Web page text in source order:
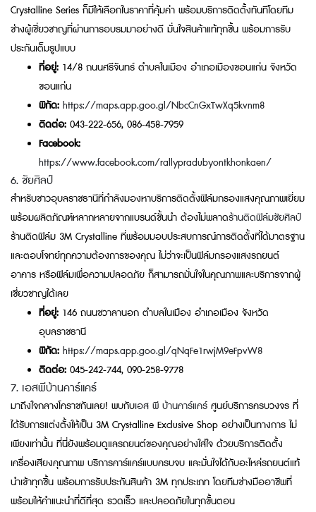
Crystalline Series ก็มีให้เลือกในราคาที่คุ้มค่า พร้อมบริการติดตั้งทันทีโดยทีม
ช่างผู้เชี่ยวชาญที่ผ่านการอบรมมาอย่างดี มั่นใจสินค้าแท้ทุกชิ้น พร้อมการรับ
ประกันเต็มรูปแบบ
ที่อยู่: 14/8 ถนนศรีจันทร์ ตำบลในเมือง อำเภอเมืองขอนแก่น จังหวัด
ขอนแก่น
พิกัด: https://maps.app.goo.gl/NbcCnGxTwXq5kvnm8
ติดต่อ: 043-222-656, 086-458-7959
Facebook:
https://www.facebook.com/rallypradubyontkhonkaen/
6. ชัยศิลป์
สำหรับชาวอุบลราชธานีที่กำลังมองหาบริการติดตั้งฟิล์มกรองแสงคุณภาพเยี่ยม
พร้อมผลิตภัณฑ์หลากหลายจากแบรนด์ชั้นนำ ต้องไม่พลาดร้านติดฟิล์มชัยศิลป์
ร้านติดฟิล์ม 3M Crystalline ที่พร้อมมอบประสบการณ์การติดตั้งที่ได้มาตรฐาน
และตอบโจทย์ทุกความต้องการของคุณ ไม่ว่าจะเป็นฟิล์มกรองแสงรถยนต์
อาคาร หรือฟิล์มเพื่อความปลอดภัย ก็สามารถมั่นใจในคุณภาพและบริการจากผู้
เชี่ยวชาญได้เลย
ที่อยู่: 146 ถนนชวาลานอก ตำบลในเมือง อำเภอเมือง จังหวัด
อุบลราชธานี
พิกัด: https://maps.app.goo.gl/qNqFe1rwjM9eFpvW8
ติดต่อ: 045-242-744, 090-258-9778
7. เอสพีบ้านคาร์แคร์
มาถึงใจกลางโคราชกันเลย! พบกับเอส พี บ้านคาร์แคร์ ศูนย์บริการครบวงจร ที่
ได้รับการแต่งตั้งให้เป็น 3M Crystalline Exclusive Shop อย่างเป็นทางการ ไม่
เพียงเท่านั้น ที่นี่ยังพร้อมดูแลรถยนต์ของคุณอย่างใส่ใจ ด้วยบริการติดตั้ง
เครื่องเสียงคุณภาพ บริการคาร์แคร์แบบครบจบ และมั่นใจได้กับอะไหล่รถยนต์แท้
นำเข้าทุกชิ้น พร้อมการรับประกันสินค้า 3M ทุกประเภท โดยทีมช่างมืออาชีพที่
พร้อมให้คำแนะนำที่ดีที่สุด รวดเร็ว และปลอดภัยในทุกขั้นตอน